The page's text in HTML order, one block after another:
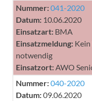
Nummer:041-2020
Datum: 10.06.2020
Einsatzart: BMA
Einsatzmeldung: Kein
notwendig
Einsatzort: AWO
Nummer:040-2020
Datum:09.06.2020